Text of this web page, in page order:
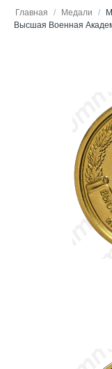
Главная / Медали /
Высшая Военная